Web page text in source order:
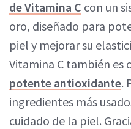
de Vitamina C con un
oro, diseñado para
piel y mejorar su
Vitamina C también es
potente antioxidante.
ingredientes más
cuidado de la piel.